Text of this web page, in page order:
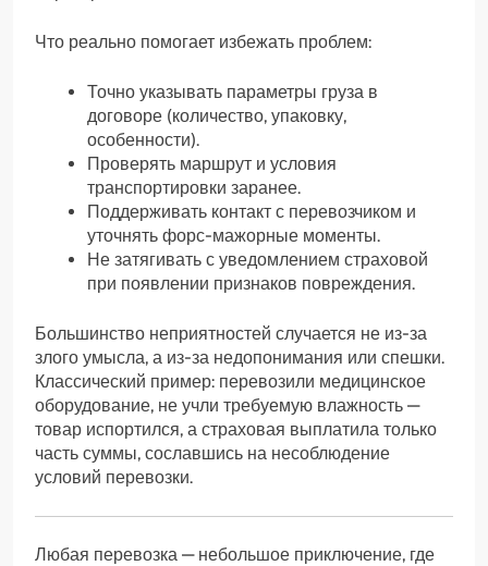
Что реально помогает избежать проблем:
Точно указывать параметры груза в
договоре (количество, упаковку,
особенности).
Проверять маршрут и условия
транспортировки заранее.
Поддерживать контакт с перевозчиком и
уточнять форс-мажорные моменты.
Не затягивать с уведомлением страховой
при появлении признаков повреждения.
Большинство неприятностей случается не из-за
злого умысла, а из-за недопонимания или спешки.
Классический пример: перевозили медицинское
оборудование, не учли требуемую влажность —
товар испортился, а страховая выплатила только
часть суммы, сославшись на несоблюдение
условий перевозки.
Любая перевозка — небольшое приключение, где